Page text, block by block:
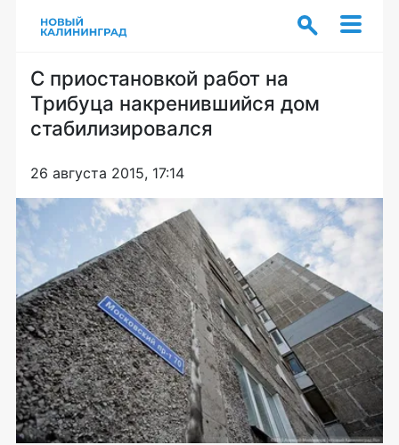
С приостановкой работ на
Трибуца накренившийся дом
стабилизировался
26 августа 2015, 17:14